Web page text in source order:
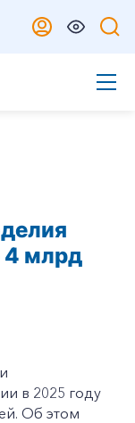
4 млрд
в 2025 году
Об этом